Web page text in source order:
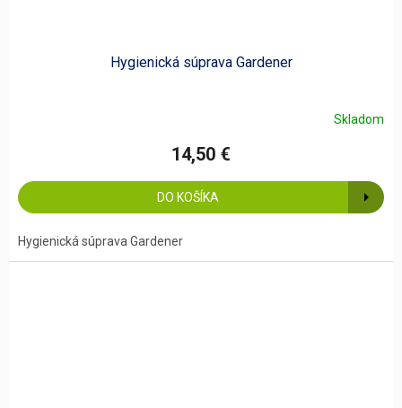
Hygienická súprava Gardener
Skladom
14,50 €
DO KOŠÍKA
Hygienická súprava Gardener